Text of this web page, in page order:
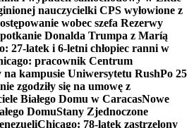
nauczycielki CPS wyłowione z
wobec szefa Rezerwy
Donalda Trumpa z Maríą
27-latek i 6-letni chłopiec ranni w
pracownik Centrum
na kampusie Uniwersytetu RushPo 25
zgodziły się na umowę z
Białego Domu w CaracasNowe
DomuStany Zjednoczone
Chicago: 78-latek zastrzelony